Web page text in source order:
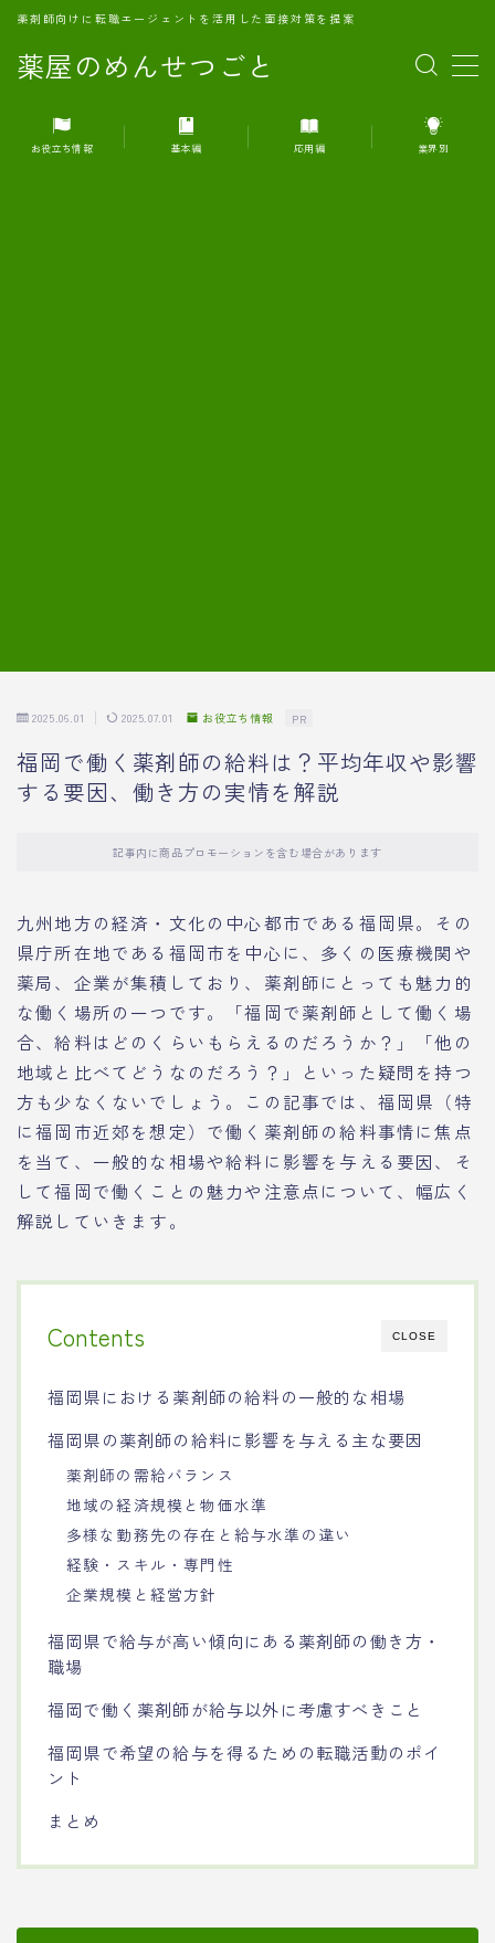
薬屋のめんせつごと
薬剤師向けに転職エージェントを活用した面接対策を提案
MENU
1.転職エージェントとは何か？
お役立ち情報 基本編 応用編 業界別
2025.06.01 2025.07.01 お役立ち情報 PR
福岡で働く薬剤師の給料は？平均年収や影響
する要因、働き方の実情を解説
記事内に商品プロモーションを含む場合があります
九州地方の経済・文化の中心都市である福岡県。その
県庁所在地である福岡市を中心に、多くの医療機関や
薬局、企業が集積しており、薬剤師にとっても魅力的
な働く場所の一つです。「福岡で薬剤師として働く場
合、給料はどのくらいもらえるのだろうか？」「他の
地域と比べてどうなのだろう？」といった疑問を持つ
方も少なくないでしょう。この記事では、福岡県（特
に福岡市近郊を想定）で働く薬剤師の給料事情に焦点
を当て、一般的な相場や給料に影響を与える要因、そ
して福岡で働くことの魅力や注意点について、幅広く
解説していきます。
CLOSE
Contents
福岡県における薬剤師の給料の一般的な相場
福岡県の薬剤師の給料に影響を与える主な要因
薬剤師の需給バランス
地域の経済規模と物価水準
多様な勤務先の存在と給与水準の違い
経験・スキル・専門性
企業規模と経営方針
福岡県で給与が高い傾向にある薬剤師の働き方・
職場
福岡で働く薬剤師が給与以外に考慮すべきこと
福岡県で希望の給与を得るための転職活動のポイ
ント
まとめ